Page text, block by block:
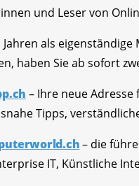
und Leser von
als
haben Sie ab sofort
– Ihre neue
Tipps,
– die
IT, Künstliche